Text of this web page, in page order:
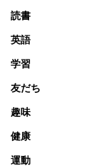
読書
英語
学習
友だち
趣味
健康
運動